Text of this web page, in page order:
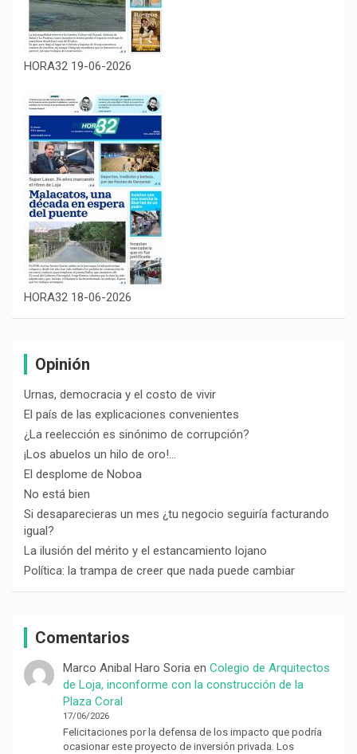
HORA32 19-06-2026
HORA32 18-06-2026
Opinión
Urnas, democracia y el costo de vivir
El país de las explicaciones convenientes
¿La reelección es sinónimo de corrupción?
¡Los abuelos un hilo de oro!…
El desplome de Noboa
No está bien
Si desaparecieras un mes ¿tu negocio seguiría facturando
igual?
La ilusión del mérito y el estancamiento lojano
Política: la trampa de creer que nada puede cambiar
Comentarios
Marco Anibal Haro Soriaen Colegio de Arquitectos
de Loja, inconforme con la construcción de la
Plaza Coral
17/06/2026
Felicitaciones por la defensa de los impacto que podría
ocasionar este proyecto de inversión privada. Los